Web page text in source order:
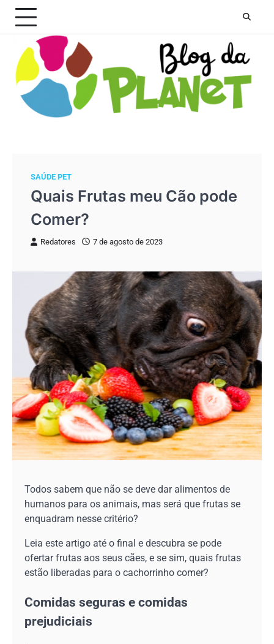
Skip
content
SAÚDE PET
Quais Frutas meu Cão pode
Comer?
Redatores 7 de agosto de 2023
Todos sabem que não se deve dar alimentos de
humanos para os animais, mas será que frutas se
enquadram nesse critério?
Leia este artigo até o final e descubra se pode
ofertar frutas aos seus cães, e se sim, quais frutas
estão liberadas para o cachorrinho comer?
Comidas seguras e comidas
prejudiciais